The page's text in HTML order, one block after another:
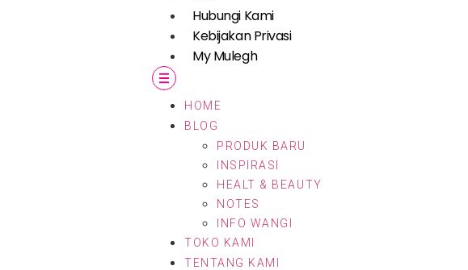
Hubungi Kami
Kebijakan Privasi
My Mulegh
HOME
BLOG
PRODUK BARU
INSPIRASI
HEALT & BEAUTY
NOTES
INFO WANGI
TOKO KAMI
TENTANG KAMI